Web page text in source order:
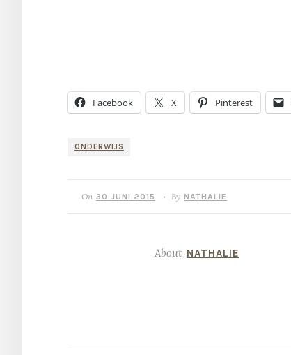
Facebook X Pinterest
ONDERWIJS
On 30 JUNI 2015 • By NATHALIE
About NATHALIE